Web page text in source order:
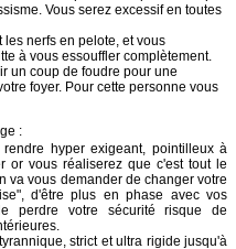
Vous serez excessif en toutes
les nerfs en pelote, et vous
à vous essouffler complètement.
un coup de foudre pour une
foyer. Pour cette personne vous
:
hyper exigeant, pointilleux à
or vous réaliserez que c'est tout le
va vous demander de changer votre
d'être plus en phase avec vos
perdre votre sécurité risque de
strict et ultra rigide jusqu'à